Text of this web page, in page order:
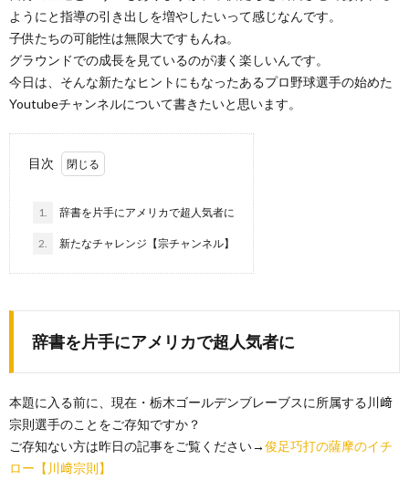
ようにと指導の引き出しを増やしたいって感じなんです。
子供たちの可能性は無限大ですもんね。
グラウンドでの成長を見ているのが凄く楽しいんです。
今日は、そんな新たなヒントにもなったあるプロ野球選手の始めた
Youtubeチャンネルについて書きたいと思います。
目次
1. 辞書を片手にアメリカで超人気者に
2. 新たなチャレンジ【宗チャンネル】
辞書を片手にアメリカで超人気者に
本題に入る前に、現在・栃木ゴールデンブレーブスに所属する川﨑
宗則選手のことをご存知ですか？
ご存知ない方は昨日の記事をご覧ください→俊足巧打の薩摩のイチ
ロー【川﨑宗則】